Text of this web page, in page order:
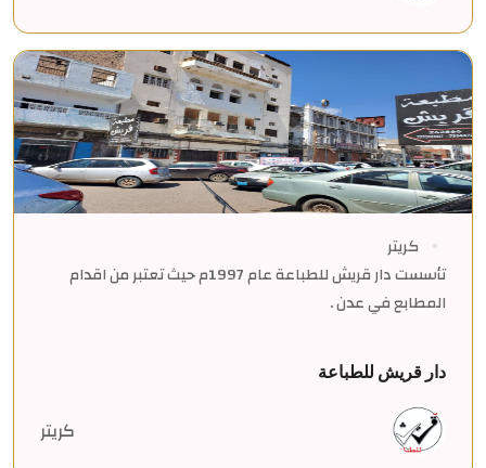
كريتر
تأسست دار قريش للطباعة عام 1997م حيث تعتبر من اقدام
المطابع في عدن .
دار قريش للطباعة
كريتر